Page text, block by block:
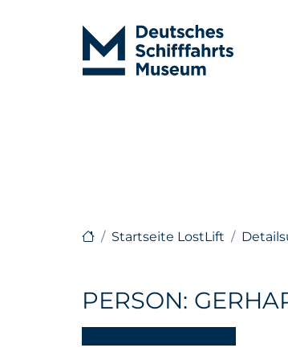
Startseite LostLift
PERSON: